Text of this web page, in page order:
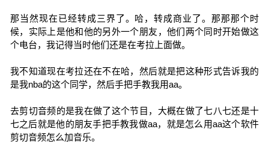
那当然现在已经转成三界了。哈，转成商业了。那那那个时
候，实际上是他和他的另外一个朋友，他们两个同时开始做这
个电台，我记得当时他们还是在考拉上面做。
我不知道现在考拉还在不在哈，然后就是把这种形式告诉我的
是我nba的这个同学，然后手把手教我用aa。
去剪切音频的是我在做了这个节目，大概在做了七八七还是十
七之后就是他的朋友手把手教我做aa，就是怎么用aa这个软件
剪切音频怎么加音乐。